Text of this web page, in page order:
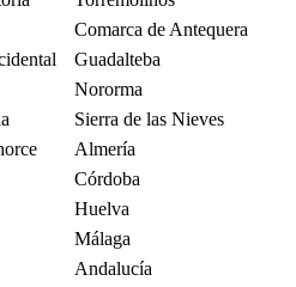
Comarca de Antequera
Guadalteba
Nororma
Sierra de las Nieves
Almería
Córdoba
Huelva
Málaga
Andalucía